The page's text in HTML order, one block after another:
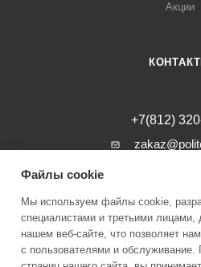
Акции
+7(812)
г. Санкт-Петербург,
Файлы cookie
Мы используем файлы cookie,
специалистами и третьими лицами,
нашем веб-сайте, что позволяет
с пользователями и